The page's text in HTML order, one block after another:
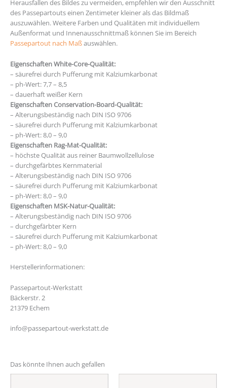
Herausfallen des Bildes zu vermeiden, empfehlen wir den Ausschnitt
des Passepartouts einen Zentimeter kleiner als das Bildmaß
auszuwählen. Weitere Farben und Qualitäten mit individuellem
Außenformat und Innenausschnittmaß können Sie im Bereich
Passepartout nach Maßauswählen.
Eigenschaften White-Core-Qualität:
– säurefrei durch Pufferung mit Kalziumkarbonat
– ph-Wert: 7,7 – 8,5
– dauerhaft weißer Kern
Eigenschaften Conservation-Board-Qualität:
– Alterungsbeständig nach DIN ISO 9706
– säurefrei durch Pufferung mit Kalziumkarbonat
– ph-Wert: 8,0 – 9,0
Eigenschaften Rag-Mat-Qualität:
– höchste Qualität aus reiner Baumwollzellulose
– durchgefärbtes Kernmaterial
– Alterungsbeständig nach DIN ISO 9706
– säurefrei durch Pufferung mit Kalziumkarbonat
– ph-Wert: 8,0 – 9,0
Eigenschaften MSK-Natur-Qualität:
– Alterungsbeständig nach DIN ISO 9706
– durchgefärbter Kern
– säurefrei durch Pufferung mit Kalziumkarbonat
– ph-Wert: 8,0 – 9,0
Herstellerinformationen:
Passepartout-Werkstatt
Bäckerstr. 2
21379 Echem
info@passepartout-werkstatt.de
Das könnte Ihnen auch gefallen